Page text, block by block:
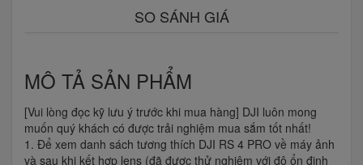
SO SÁNH GIÁ
MÔ TẢ SẢN PHẨM
[Vui lòng đọc kỹ lưu ý trước khi mua hàng] DJI luôn mong
muốn quý khách có được trải nghiệm mua sắm tốt nhất!
1. Để xem danh sách tương thích DJI RS 4 PRO về máy ảnh
và sau khi kết hợp lens (đã được thử nghiệm với độ ổn định